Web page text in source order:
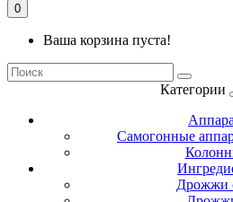
0
Ваша корзина пуста!
Категории
Самогонные
Дрожжи